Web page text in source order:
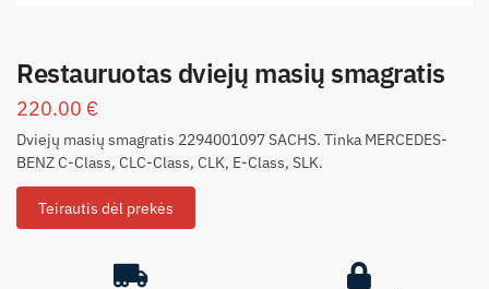
Restauruotas dviejų masių smagratis
220.00 €
Dviejų masių smagratis 2294001097 SACHS. Tinka MERCEDES-
BENZ C-Class, CLC-Class, CLK, E-Class, SLK.
Teirautis dėl prekės